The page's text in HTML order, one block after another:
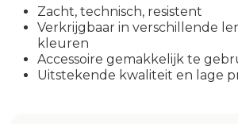
Zacht, technisch, resistent
Verkrijgbaar in verschillende
kleuren
Accessoire gemakkelijk te
Uitstekende kwaliteit en lage